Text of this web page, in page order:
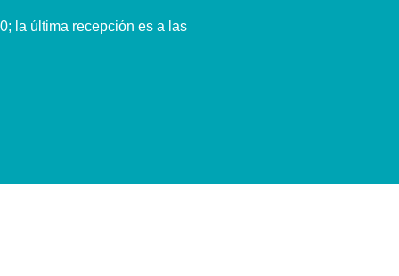
la última recepción es a las